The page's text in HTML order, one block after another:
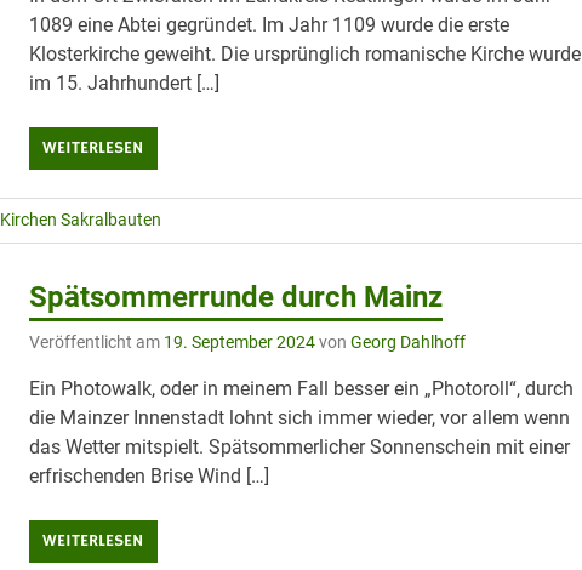
1089 eine Abtei gegründet. Im Jahr 1109 wurde die erste
Klosterkirche geweiht. Die ursprünglich romanische Kirche wurde
im 15. Jahrhundert […]
WEITERLESEN
Kirchen Sakralbauten
Spätsommerrunde durch Mainz
Veröffentlicht am 19. September 2024vonGeorg Dahlhoff
Ein Photowalk, oder in meinem Fall besser ein „Photoroll“, durch
die Mainzer Innenstadt lohnt sich immer wieder, vor allem wenn
das Wetter mitspielt. Spätsommerlicher Sonnenschein mit einer
erfrischenden Brise Wind […]
WEITERLESEN